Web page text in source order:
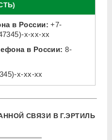
в России: +7-
x-xx-xx
в России: 8-
x-xx-xx
СВЯЗИ В Г.ЭРТИЛЬ